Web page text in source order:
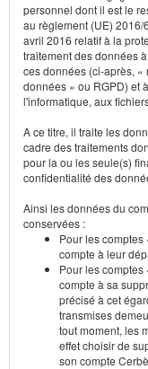
personnel dont il est le
au règlement (UE)
avril 2016 relatif à la
traitement des données
ces données (ci-après,
données » ou RGPD) et
l'informatique, aux
A ce titre, il traite les
cadre des traitements
pour la ou les seule(s)
confidentialité des
Ainsi les données du
conservées :
Pour les
compte à leur
Pour les
compte à sa
précisé à cet
transmises
tout moment, les
effet choisir de
son compte